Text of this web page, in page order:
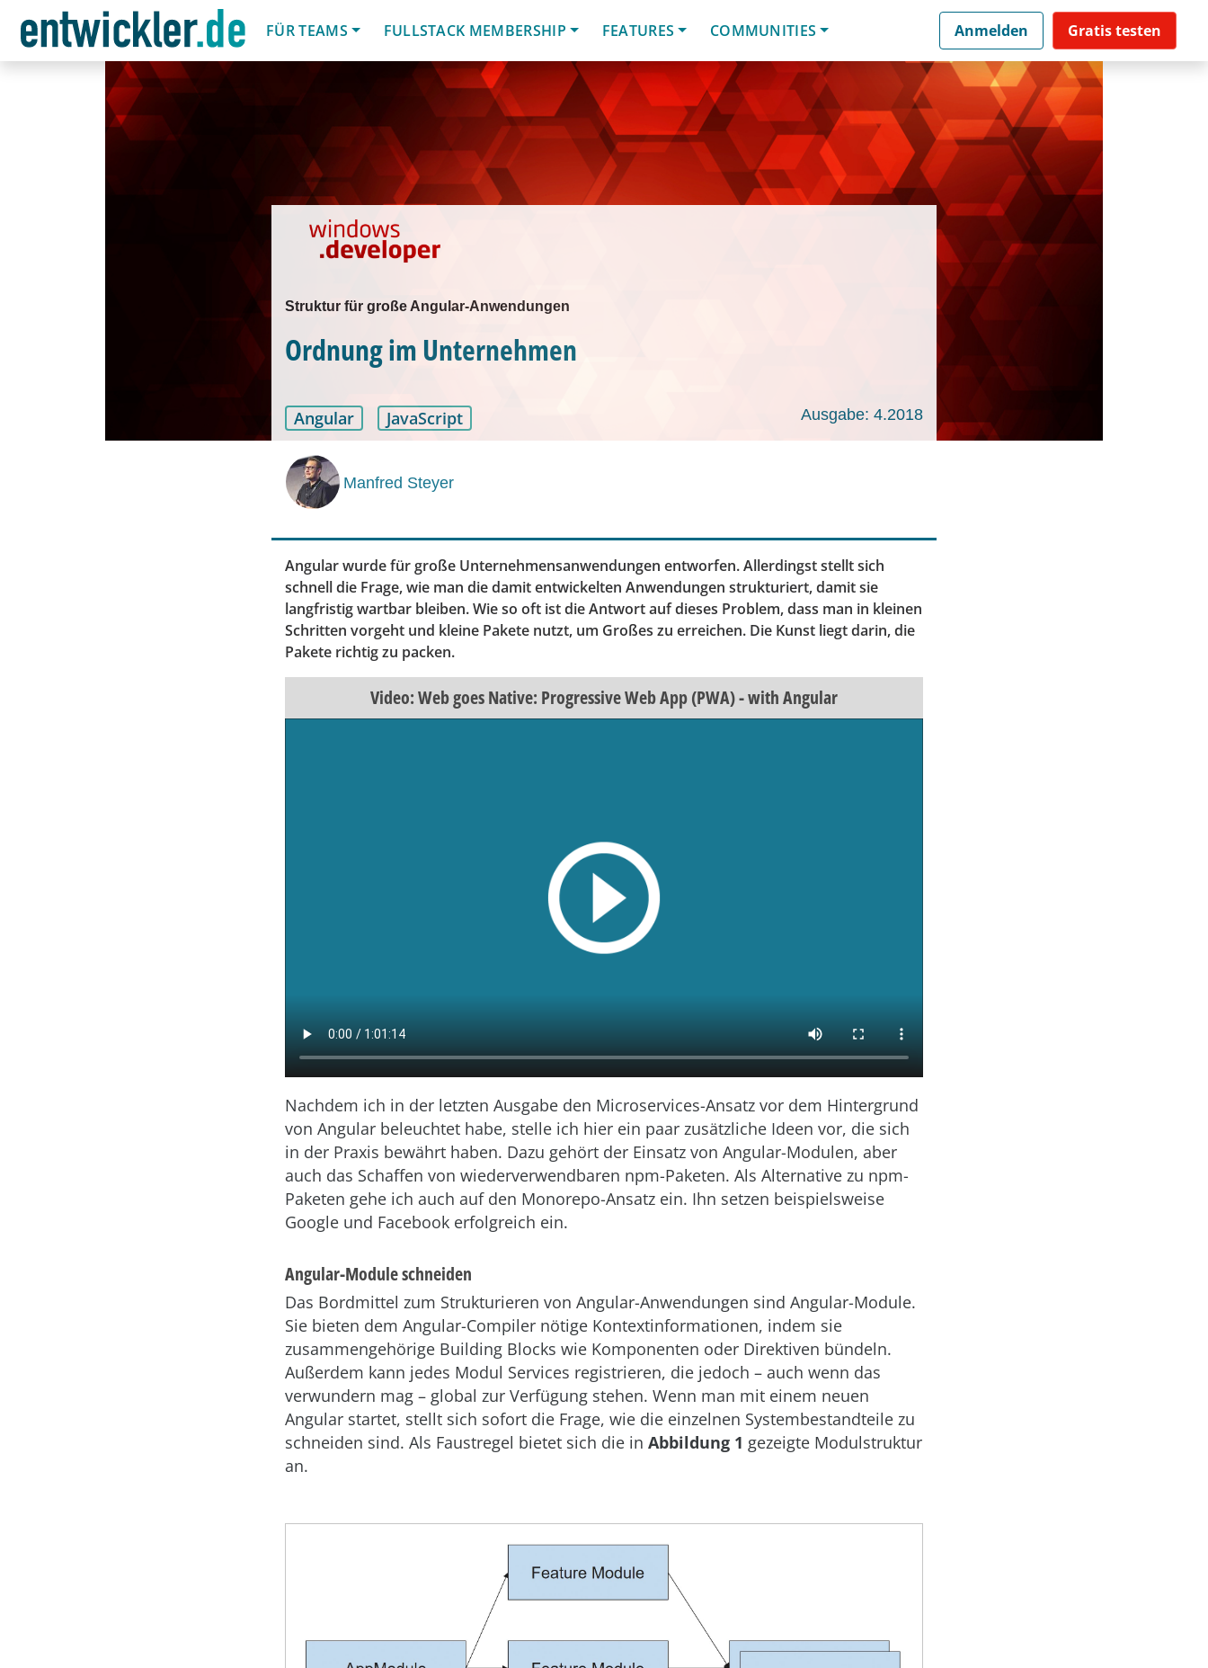
FÜR TEAMS
FULLSTACK MEMBERSHIP FEATURES COMMUNITIES Anmelden Gratis testen
Struktur für große Angular-Anwendungen
Ordnung im Unternehmen
Angular JavaScript Ausgabe: 4.2018
Manfred Steyer
Angular wurde für große Unternehmensanwendungen entworfen. Allerdingst stellt sich
schnell die Frage, wie man die damit entwickelten Anwendungen strukturiert, damit sie
langfristig wartbar bleiben. Wie so oft ist die Antwort auf dieses Problem, dass man in kleinen
Schritten vorgeht und kleine Pakete nutzt, um Großes zu erreichen. Die Kunst liegt darin, die
Pakete richtig zu packen.
Video: Web goes Native: Progressive Web App (PWA) - with Angular
Nachdem ich in der letzten Ausgabe den Microservices-Ansatz vor dem Hintergrund
von Angular beleuchtet habe, stelle ich hier ein paar zusätzliche Ideen vor, die sich
in der Praxis bewährt haben. Dazu gehört der Einsatz von Angular-Modulen, aber
auch das Schaffen von wiederverwendbaren npm-Paketen. Als Alternative zu npm-
Paketen gehe ich auch auf den Monorepo-Ansatz ein. Ihn setzen beispielsweise
Google und Facebook erfolgreich ein.
Angular-Module schneiden
Das Bordmittel zum Strukturieren von Angular-Anwendungen sind Angular-Module.
Sie bieten dem Angular-Compiler nötige Kontextinformationen, indem sie
zusammengehörige Building Blocks wie Komponenten oder Direktiven bündeln.
Außerdem kann jedes Modul Services registrieren, die jedoch – auch wenn das
verwundern mag – global zur Verfügung stehen. Wenn man mit einem neuen
Angular startet, stellt sich sofort die Frage, wie die einzelnen Systembestandteile zu
schneiden sind. Als Faustregel bietet sich die in Abbildung 1 gezeigte Modulstruktur
an.